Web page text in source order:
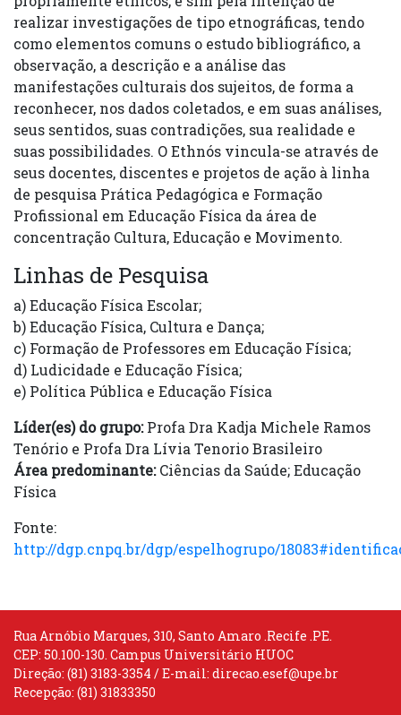
realizar investigações de tipo etnográficas, tendo
como elementos comuns o estudo bibliográfico, a
observação, a descrição e a análise das
manifestações culturais dos sujeitos, de forma a
reconhecer, nos dados coletados, e em suas análises,
seus sentidos, suas contradições, sua realidade e
suas possibilidades. O Ethnós vincula-se através de
seus docentes, discentes e projetos de ação à linha
de pesquisa Prática Pedagógica e Formação
Profissional em Educação Física da área de
concentração Cultura, Educação e Movimento.
Linhas de Pesquisa
a) Educação Física Escolar;
b) Educação Física, Cultura e Dança;
c) Formação de Professores em Educação Física;
d) Ludicidade e Educação Física;
e) Política Pública e Educação Física
Líder(es) do grupo:Profa Dra Kadja Michele Ramos
Tenório e Profa Dra Lívia Tenorio Brasileiro
Área predominante:Ciências da Saúde; Educação
Física
Fonte:
http://dgp.cnpq.br/dgp/espelhogrupo/
Rua Arnóbio Marques, 310, Santo Amaro .Recife .PE.
CEP: 50.100-130. Campus Universitário HUOC
Direção: (81) 3183-3354 / E-mail: direcao.esef@upe.br
Recepção: (81) 31833350